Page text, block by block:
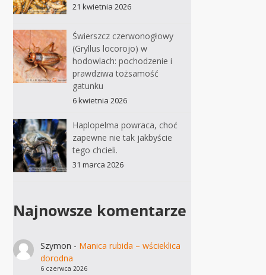
21 kwietnia 2026
Świerszcz czerwonogłowy
(Gryllus locorojo) w
hodowlach: pochodzenie i
prawdziwa tożsamość
gatunku
6 kwietnia 2026
Haplopelma powraca, choć
zapewne nie tak jakbyście
tego chcieli.
31 marca 2026
Najnowsze komentarze
Szymon - Manica rubida – wścieklica
dorodna
6 czerwca 2026